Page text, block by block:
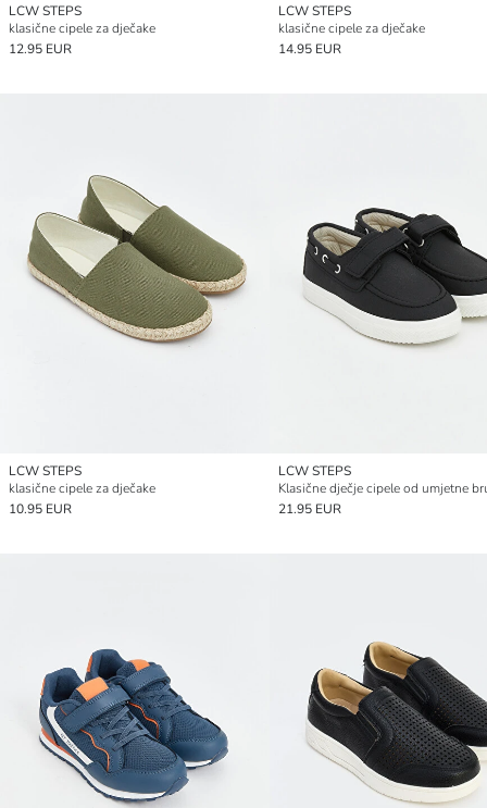
LCW STEPS
klasične cipele za dječake
12.95 EUR
LCW STEPS
klasične cipele za dječake
14.95 EUR
LCW STEPS
klasične cipele za dječake
10.95 EUR
LCW STEPS
21.95 EUR